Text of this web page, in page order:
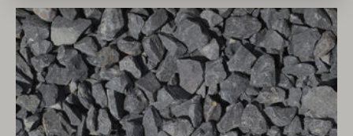
Toevoeging
Straat*
Plaats*